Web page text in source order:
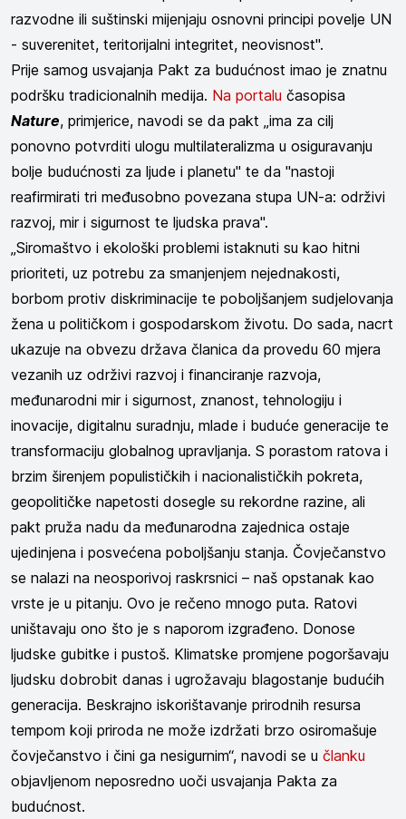
razvodne ili suštinski mijenjaju osnovni principi povelje UN
- suverenitet, teritorijalni integritet, neovisnost".
Prije samog usvajanja Pakt za budućnost imao je znatnu
podršku tradicionalnih medija. Na portalu časopisa
Nature, primjerice, navodi se da pakt „ima za cilj
ponovno potvrditi ulogu multilateralizma u osiguravanju
bolje budućnosti za ljude i planetu" te da "nastoji
reafirmirati tri međusobno povezana stupa UN-a: održivi
razvoj, mir i sigurnost te ljudska prava".
„Siromaštvo i ekološki problemi istaknuti su kao hitni
prioriteti, uz potrebu za smanjenjem nejednakosti,
borbom protiv diskriminacije te poboljšanjem sudjelovanja
žena u političkom i gospodarskom životu. Do sada, nacrt
ukazuje na obvezu država članica da provedu 60 mjera
vezanih uz održivi razvoj i financiranje razvoja,
međunarodni mir i sigurnost, znanost, tehnologiju i
inovacije, digitalnu suradnju, mlade i buduće generacije te
transformaciju globalnog upravljanja. S porastom ratova i
brzim širenjem populističkih i nacionalističkih pokreta,
geopolitičke napetosti dosegle su rekordne razine, ali
pakt pruža nadu da međunarodna zajednica ostaje
ujedinjena i posvećena poboljšanju stanja. Čovječanstvo
se nalazi na neosporivoj raskrsnici – naš opstanak kao
vrste je u pitanju. Ovo je rečeno mnogo puta. Ratovi
uništavaju ono što je s naporom izgrađeno. Donose
ljudske gubitke i pustoš. Klimatske promjene pogoršavaju
ljudsku dobrobit danas i ugrožavaju blagostanje budućih
generacija. Beskrajno iskorištavanje prirodnih resursa
tempom koji priroda ne može izdržati brzo osiromašuje
čovječanstvo i čini ga nesigurnim“, navodi se u članku
objavljenom neposredno uoči usvajanja Pakta za
budućnost.